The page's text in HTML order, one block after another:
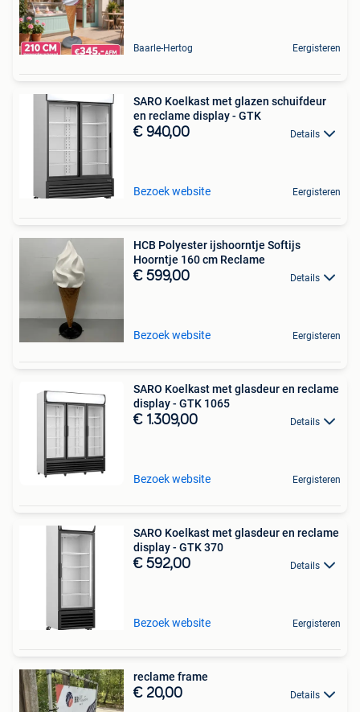
Baarle-Hertog Eergisteren
SARO Koelkast met glazen schuifdeur
en reclame display - GTK
€ 940,00 Details
Bezoek website Eergisteren
HCB Polyester ijshoorntje Softijs
Hoorntje 160 cm Reclame
€ 599,00 Details
Bezoek website Eergisteren
SARO Koelkast met glasdeur en reclame
display - GTK 1065
€ 1.309,00 Details
Bezoek website Eergisteren
SARO Koelkast met glasdeur en reclame
display - GTK 370
€ 592,00 Details
Bezoek website Eergisteren
reclame frame
€ 20,00 Details